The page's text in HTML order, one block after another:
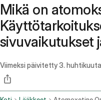
Mikä on
sivuvaikutukset
Viimeksi päivitetty3.